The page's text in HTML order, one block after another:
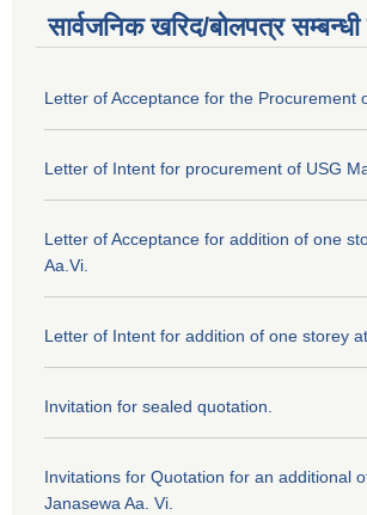
सार्वजनिक खरिद/बोलपत्र
Letter of Acceptance for the Procurement
Letter of Intent for procurement of USG
Letter of Acceptance for addition of one
Aa.Vi.
Letter of Intent for addition of one storey
Invitation for sealed quotation.
Invitations for Quotation for an additional
Janasewa Aa. Vi.